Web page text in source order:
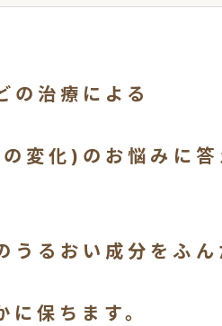
の治療による
変化)のお悩みに
うるおい成分をふ
保ちます。